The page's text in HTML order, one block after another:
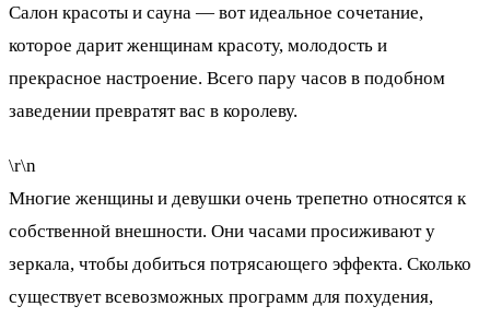
Салон красоты и сауна — вот идеальное сочетание,
которое дарит женщинам красоту, молодость и
прекрасное настроение. Всего пару часов в подобном
заведении превратят вас в королеву.
\r\n
Многие женщины и девушки очень трепетно относятся к
собственной внешности. Они часами просиживают у
зеркала, чтобы добиться потрясающего эффекта. Сколько
существует всевозможных программ для похудения,